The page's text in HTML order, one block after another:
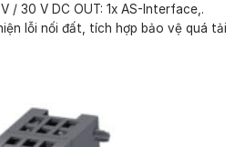
/ 30 V DC OUT: 1x AS-Interface,.
lỗi nối đất, tích hợp bảo vệ quá tải